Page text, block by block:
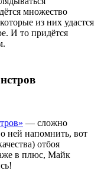
множество
из них удастся
И то придётся
— сложно
ней напомнить, вот
отбоя
в плюс, Майк